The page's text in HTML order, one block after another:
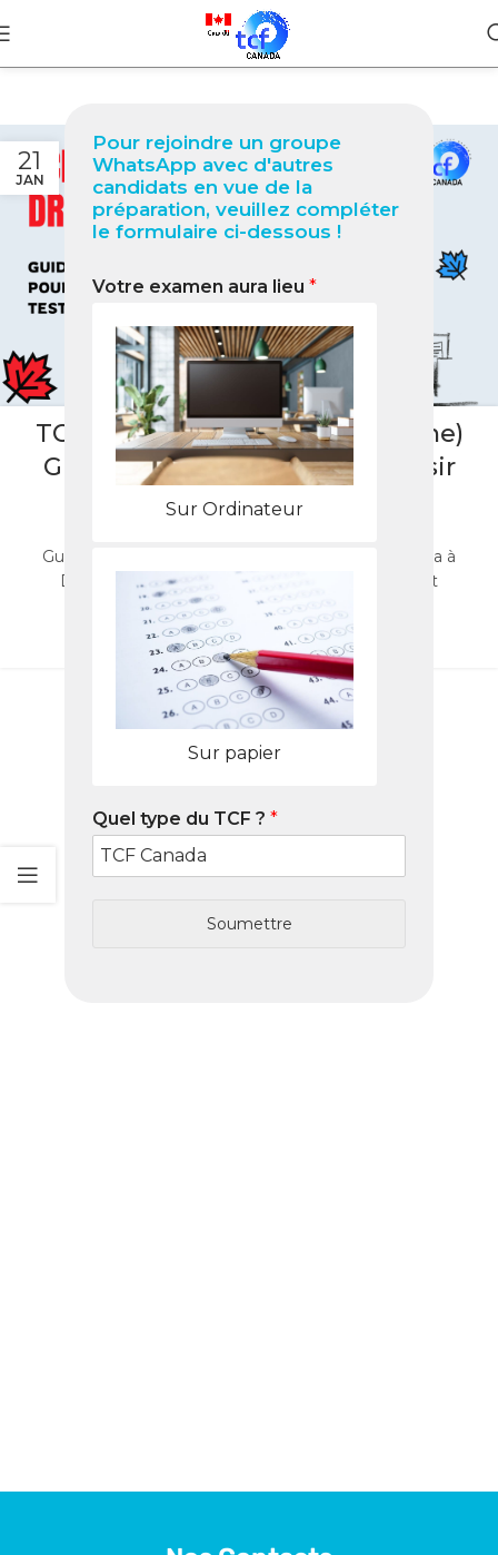
Pour rejoindre un groupe
WhatsApp avec d'autres
candidats en vue de la
préparation, veuillez compléter
le formulaire ci-dessous !
Votre examen aura lieu *
Sur Ordinateur
Sur papier
Quel type du TCF ? *
Soumettre
21
JAN
TCF Canada à Dresde (Allemagne)
Guide complet 2026 pour réussir
votre test
Guide complet pour passer et réussir le TCF Canada à
Dresde : centres proches, préparation en ligne et
conseils 2026.
LIRE LA SUITE